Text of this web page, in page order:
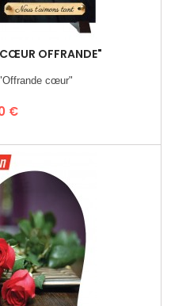
OFFRANDE"
cœur"
€